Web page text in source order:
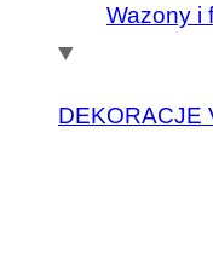
Wazony i
DEKORACJE